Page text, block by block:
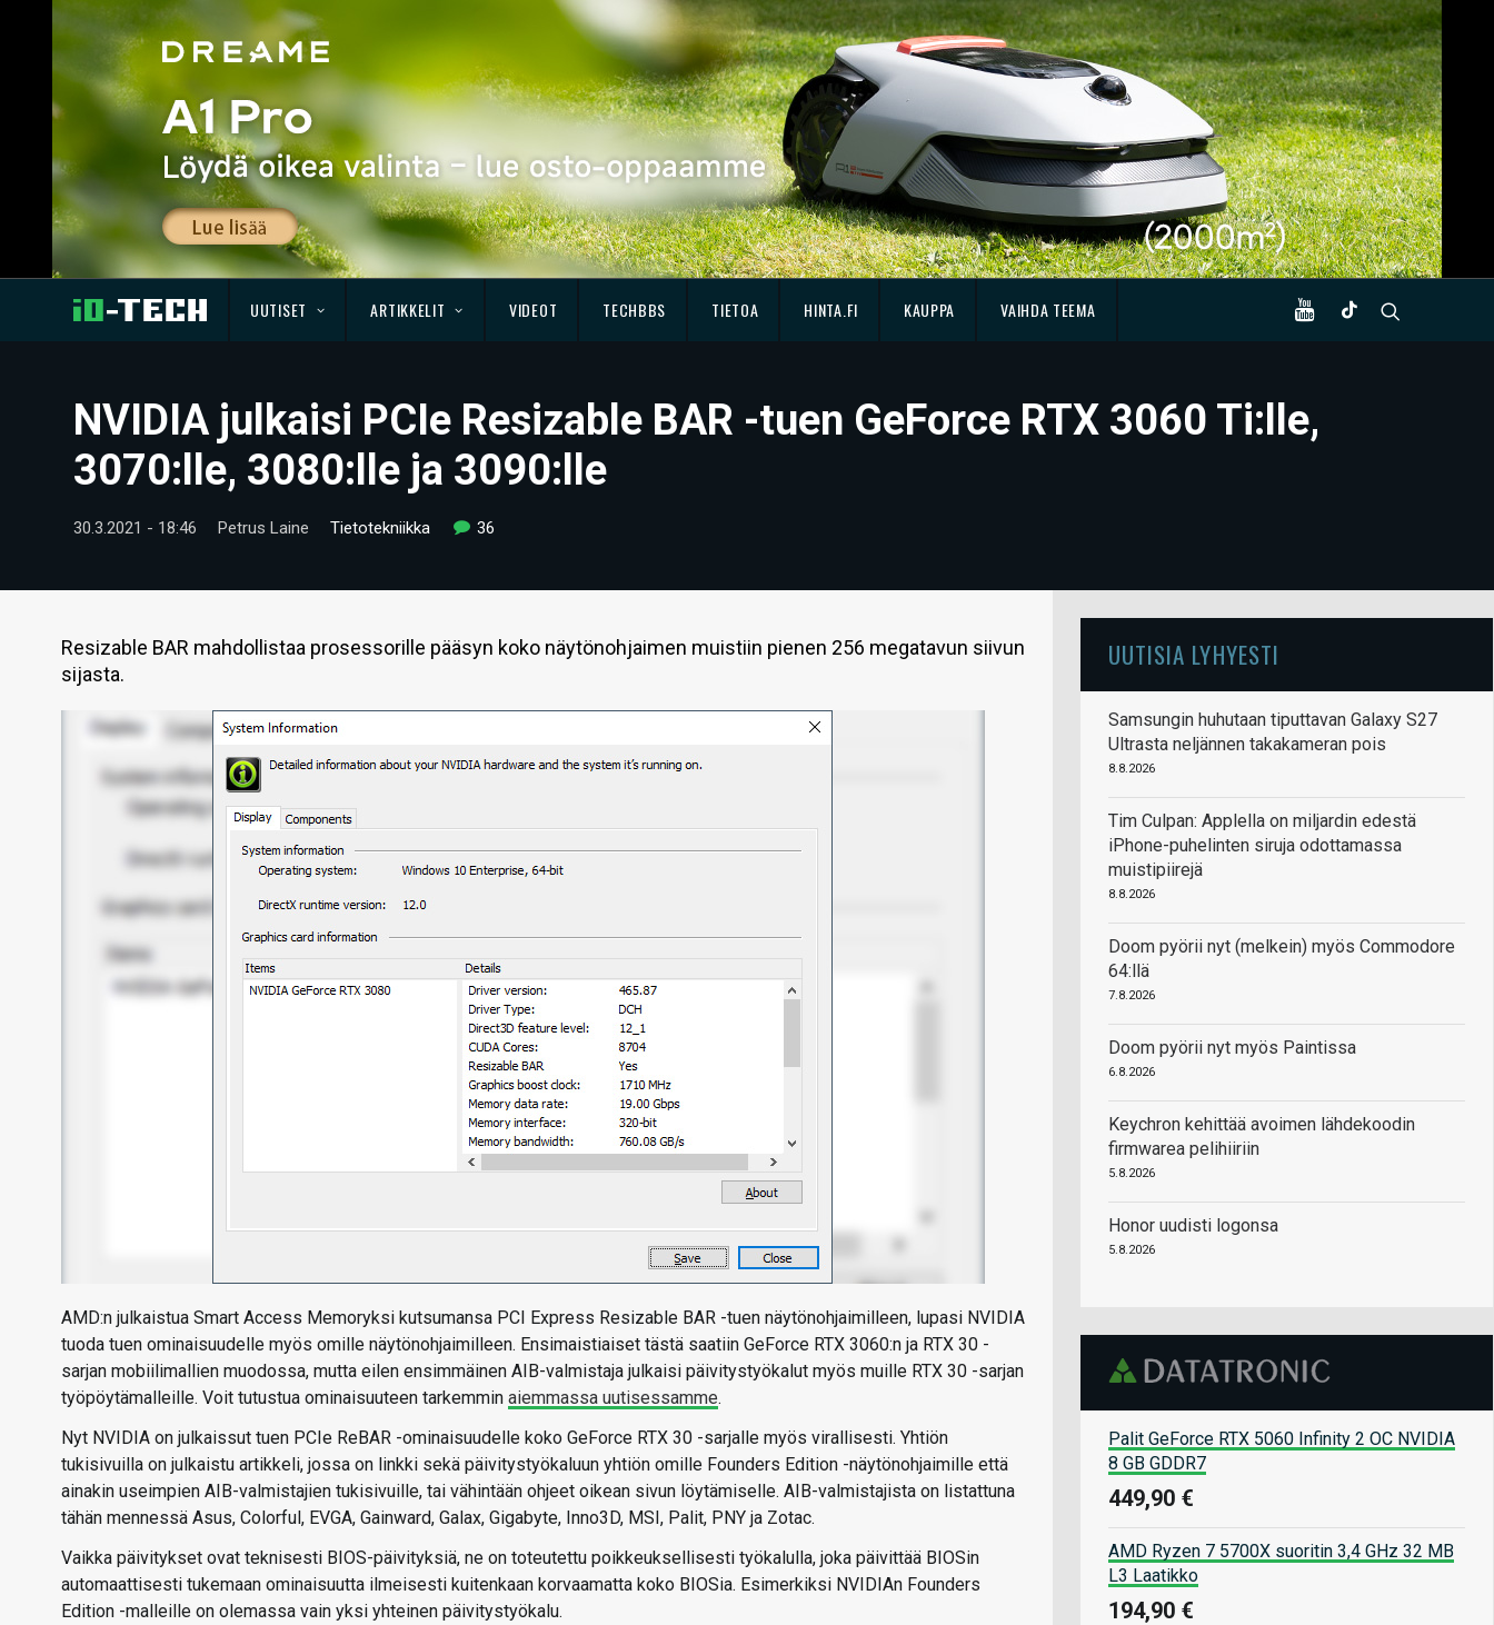
UUTISET ARTIKKELIT VIDEOT TECHBBS TIETOA HINTA.FI KAUPPA VAIHDA TEEMA
NVIDIA julkaisi PCIe Resizable BAR -tuen GeForce RTX 3060 Ti:lle,
3070:lle, 3080:lle ja 3090:lle
30.3.2021 - 18:46 Petrus Laine Tietotekniikka 36
Resizable BAR mahdollistaa prosessorille pääsyn koko näytönohjaimen muistiin pienen 256 megatavun siivun
sijasta.
AMD:n julkaistua Smart Access Memoryksi kutsumansa PCI Express Resizable BAR -tuen näytönohjaimilleen, lupasi NVIDIA
tuoda tuen ominaisuudelle myös omille näytönohjaimilleen. Ensimaistiaiset tästä saatiin GeForce RTX 3060:n ja RTX 30 -
sarjan mobiilimallien muodossa, mutta eilen ensimmäinen AIB-valmistaja julkaisi päivitystyökalut myös muille RTX 30 -sarjan
työpöytämalleille. Voit tutustua ominaisuuteen tarkemmin aiemmassa uutisessamme.
Nyt NVIDIA on julkaissut tuen PCIe ReBAR -ominaisuudelle koko GeForce RTX 30 -sarjalle myös virallisesti. Yhtiön
tukisivuilla on julkaistu artikkeli, jossa on linkki sekä päivitystyökaluun yhtiön omille Founders Edition -näytönohjaimille että
ainakin useimpien AIB-valmistajien tukisivuille, tai vähintään ohjeet oikean sivun löytämiselle. AIB-valmistajista on listattuna
tähän mennessä Asus, Colorful, EVGA, Gainward, Galax, Gigabyte, Inno3D, MSI, Palit, PNY ja Zotac.
Vaikka päivitykset ovat teknisesti BIOS-päivityksiä, ne on toteutettu poikkeuksellisesti työkalulla, joka päivittää BIOSin
automaattisesti tukemaan ominaisuutta ilmeisesti kuitenkaan korvaamatta koko BIOSia. Esimerkiksi NVIDIAn Founders
Edition -malleille on olemassa vain yksi yhteinen päivitystyökalu.
UUTISIA LYHYESTI
Samsungin huhutaan tiputtavan Galaxy S27
Ultrasta neljännen takakameran pois
8.8.2026
Tim Culpan: Applella on miljardin edestä
iPhone-puhelinten siruja odottamassa
muistipiirejä
8.8.2026
Doom pyörii nyt (melkein) myös Commodore
64:llä
7.8.2026
Doom pyörii nyt myös Paintissa
6.8.2026
Keychron kehittää avoimen lähdekoodin
firmwarea pelihiiriin
5.8.2026
Honor uudisti logonsa
5.8.2026
Palit GeForce RTX 5060 Infinity 2 OC NVIDIA
8 GB GDDR7
449,90 €
AMD Ryzen 7 5700X suoritin 3,4 GHz 32 MB
L3 Laatikko
194,90 €